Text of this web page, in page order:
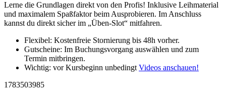
Lerne die Grundlagen direkt von den Profis! Inklusive Leihmaterial
und maximalem Spaßfaktor beim Ausprobieren. Im Anschluss
kannst du direkt sicher im „Üben-Slot“ mitfahren.
Flexibel: Kostenfreie Stornierung bis 48h vorher.
Gutscheine: Im Buchungsvorgang auswählen und zum
Termin mitbringen.
Wichtig: vor Kursbeginn unbedingtVideos anschauen!
1783503985